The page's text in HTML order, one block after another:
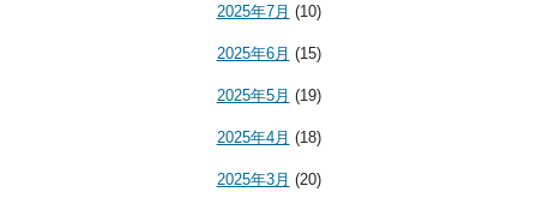
2025年7月 (10)
2025年6月 (15)
2025年5月 (19)
2025年4月 (18)
2025年3月 (20)